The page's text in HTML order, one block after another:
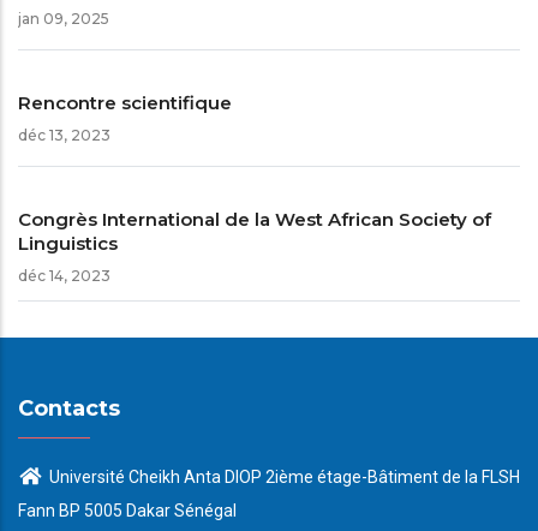
jan 09, 2025
Rencontre scientifique
déc 13, 2023
Congrès International de la West African Society of
Linguistics
déc 14, 2023
Contacts
Université Cheikh Anta DIOP 2ième étage-Bâtiment de la FLSH
Fann BP 5005 Dakar Sénégal